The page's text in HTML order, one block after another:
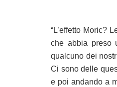
“L’effetto Moric?
che abbia preso
qualcuno dei
Ci sono delle
e poi andando a